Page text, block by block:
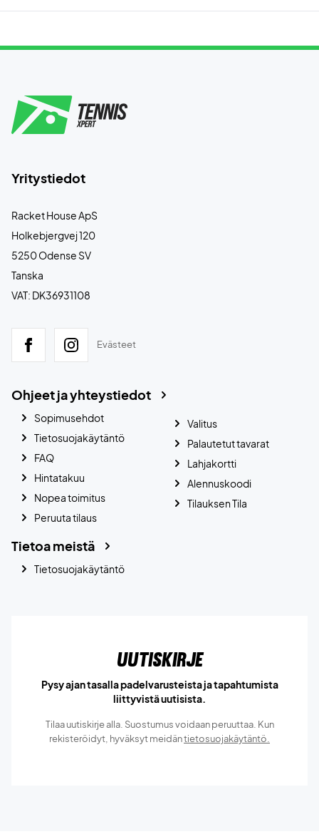
Yritystiedot
Racket House ApS
Holkebjergvej 120
5250 Odense SV
Tanska
VAT: DK36931108
Evästeet
Ohjeet ja yhteystiedot
Sopimusehdot
Tietosuojakäytäntö
FAQ
Hintatakuu
Nopea toimitus
Peruuta tilaus
Valitus
Palautetut tavarat
Lahjakortti
Alennuskoodi
Tilauksen Tila
Tietoa meistä
Tietosuojakäytäntö
Uutiskirje
Pysy ajan tasalla padelvarusteista ja tapahtumista
liittyvistä uutisista.
Tilaa uutiskirje alla. Suostumus voidaan peruuttaa. Kun
rekisteröidyt, hyväksyt meidäntietosuojakäytäntö.